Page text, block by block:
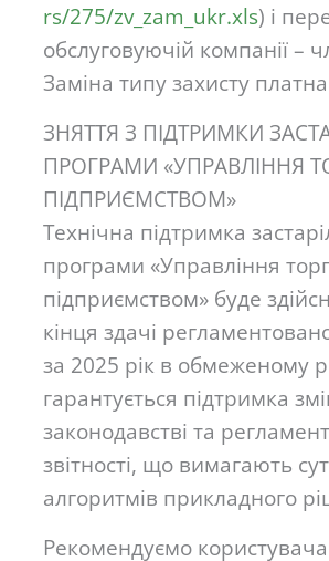
rs/275/zv_zam_ukr.xls) і
обслуговуючій компанії –
Заміна типу захисту
ЗНЯТТЯ З ПІДТРИМКИ
ПРОГРАМИ «УПРАВЛІННЯ
ПІДПРИЄМСТВОМ»
Технічна підтримка
програми «Управління
підприємством» буде
кінця здачі
за 2025 рік в обмеженому
гарантується підтримка
законодавстві та
звітності, що вимагають
алгоритмів прикладного
Рекомендуємо